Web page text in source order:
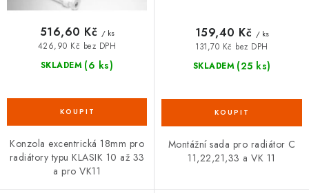
SKLADEM (6 ks)
426,90 Kč bez DPH
516,60 Kč / ks
Konzola excentrická 18mm pro
radiátory typu KLASIK 10 až 33
a pro VK11
SKLADEM (25 ks)
131,70 Kč bez DPH
159,40 Kč / ks
Montážní sada pro radiátor C
11,22,21,33 a VK 11